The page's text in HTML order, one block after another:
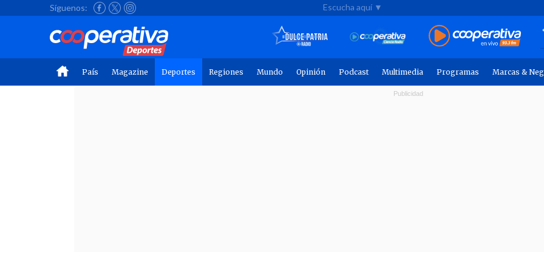
Síguenos: Escucha aquí ▼
País Magazine Deportes Regiones Mundo Opinión Podcast Multimedia Programas Marcas &